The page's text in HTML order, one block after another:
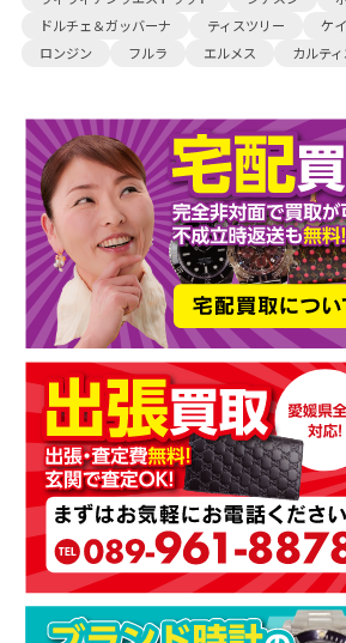
ドルチェ＆ガッバーナ
ティスツリー
ケ
ロンジン
フルラ エルメス カルテ